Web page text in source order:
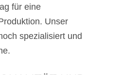
für eine
Unser
spezialisiert und